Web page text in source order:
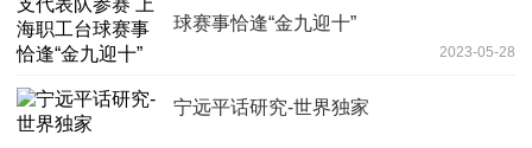
球赛事恰逢“金九迎十”
2023-05-28
宁远平话研究-世界独家